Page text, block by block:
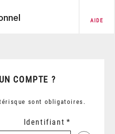
AIDE
COMPTE ?
sont obligatoires.
Identifiant